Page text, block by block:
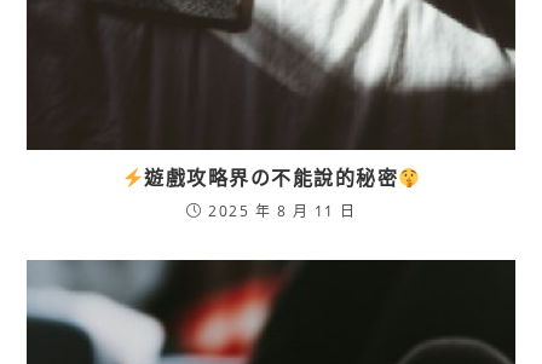
遊戲攻略界の不能說的秘密
2025 年 8 月 11 日